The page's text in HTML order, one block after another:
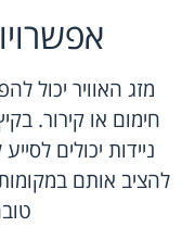
מזג האוויר יכול
חימום או קירור.
ניידות יכולים
להציב אותם